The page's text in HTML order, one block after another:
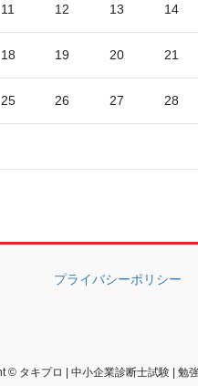
11 12 13 14
18 19 20 21
25 26 27 28
プライバシーポリシー
© タキプロ | 中小企業診断士試験 | 勉